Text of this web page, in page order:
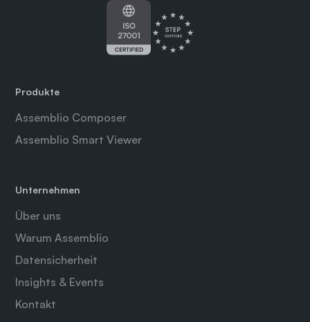
Produkte
Assemblio Composer
Assemblio Smart Viewer
Unternehmen
Über uns
Warum Assemblio
Datensicherheit
Insights & Events
Kontakt